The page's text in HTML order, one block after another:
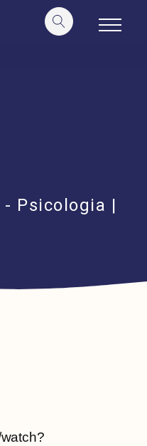
Psicologia |